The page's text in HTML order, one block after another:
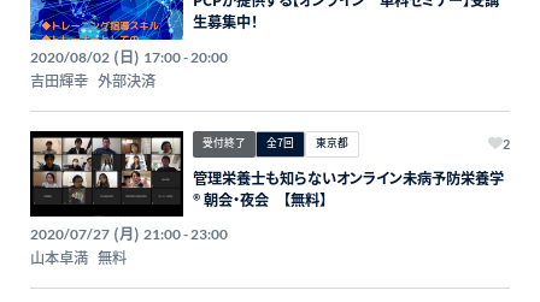
生募集中！
2020/08/02 (日) 17:00 - 20:00
吉田輝幸 外部決済
受付終了 全7回 東京都 2
管理栄養士も知らないオンライン未病予防栄養学
®️ 朝会・夜会 【無料】
2020/07/27 (月) 21:00 - 23:00
山本卓満 無料